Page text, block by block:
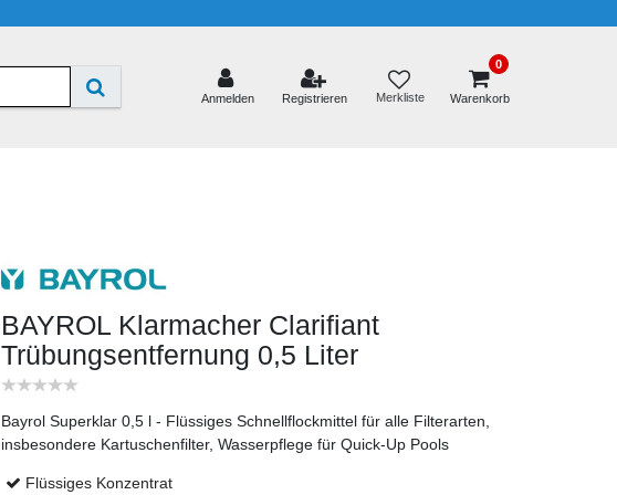
Anmelden Registrieren Merkliste
0
Warenkorb
BAYROL Klarmacher Clarifiant
Trübungsentfernung 0,5 Liter
Bayrol Superklar 0,5 l - Flüssiges Schnellflockmittel für alle Filterarten,
insbesondere Kartuschenfilter, Wasserpflege für Quick-Up Pools
Flüssiges Konzentrat